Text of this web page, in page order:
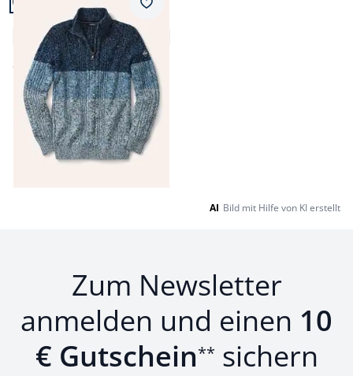
Degradee-Troyer
4,8 (19)
ab € 99,99
Merkzettel
Seite 1 geladen. Zeige Produkte 1 bis 13 von 13.
AI Bild mit Hilfe von KI erstellt
Zum Newsletter
anmelden und einen 10
€ Gutschein** sichern